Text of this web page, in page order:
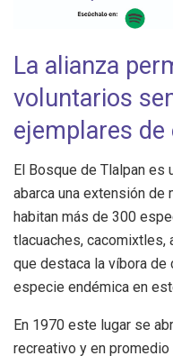
La alianza
voluntarios
ejemplares
El Bosque de Tlalpan es
abarca una extensión de
habitan más de 300
tlacuaches, cacomixtles,
que destaca la víbora de
especie endémica en
En 1970 este lugar se
recreativo y en